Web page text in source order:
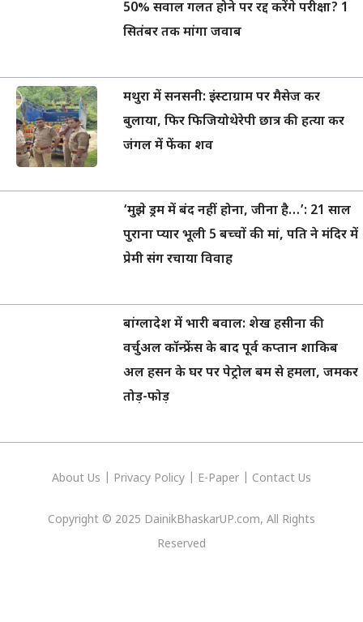
50% सवाल गलत होने पर रद्द करेंगे परीक्षा? 1
सितंबर तक मांगा जवाब
मथुरा में सनसनी: इंस्टाग्राम पर मैसेज कर
बुलाया, फिर फिजियोथेरेपी छात्र की हत्या कर
जंगल में फेंका शव
‘मुझे ड्रम में बंद नहीं होना, जीना है…’: 21 साल
पुराना प्यार भूली 5 बच्चों की मां, पति ने मंदिर में
प्रेमी संग रचाया विवाह
बांग्लादेश में भारी बवाल: शेख हसीना की
वर्चुअल कॉन्फ्रेंस के बाद पूर्व कप्तान शाकिब
अल हसन के घर पर पेट्रोल बम से हमला, जमकर
तोड़-फोड़
About Us Privacy Policy E-Paper Contact Us
Copyright © 2025 DainikBhaskarUP.com, All Rights
Reserved